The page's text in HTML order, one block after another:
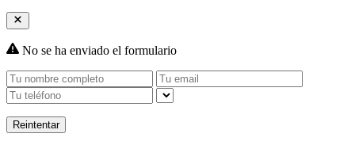
No se ha enviado el formulario
Reintentar